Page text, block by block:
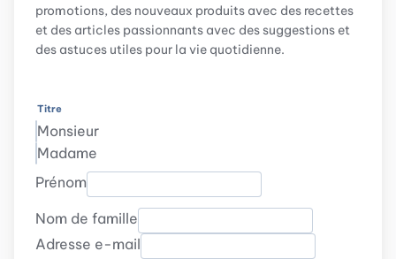
promotions, des nouveaux produits avec des recettes
et des articles passionnants avec des suggestions et
des astuces utiles pour la vie quotidienne.
Titre
Monsieur
Madame
Prénom
Nom de famille
Adresse e-mail